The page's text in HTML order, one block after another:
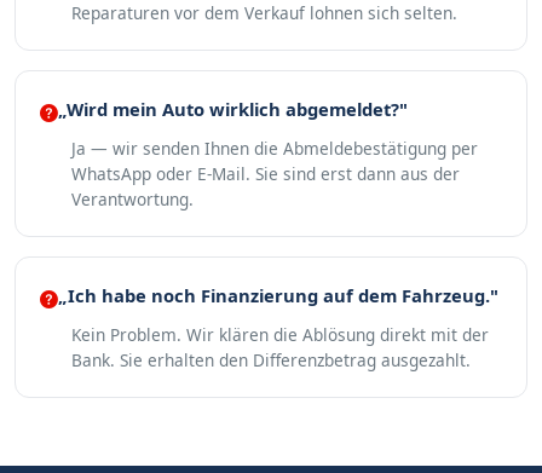
Reparaturen vor dem Verkauf lohnen sich selten.
„Wird mein Auto wirklich abgemeldet?"
Ja — wir senden Ihnen die Abmeldebestätigung per
WhatsApp oder E-Mail. Sie sind erst dann aus der
Verantwortung.
„Ich habe noch Finanzierung auf dem Fahrzeug."
Kein Problem. Wir klären die Ablösung direkt mit der
Bank. Sie erhalten den Differenzbetrag ausgezahlt.